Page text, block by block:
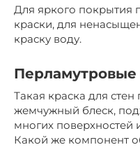
Для яркого покрытия
краски, для
краску воду.
Перламутровые
Такая краска для
жемчужный блеск,
многих поверхностей
Какой же компонент